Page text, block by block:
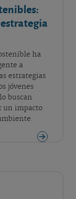
ha
a
estrategias
jóvenes
buscan
un impacto